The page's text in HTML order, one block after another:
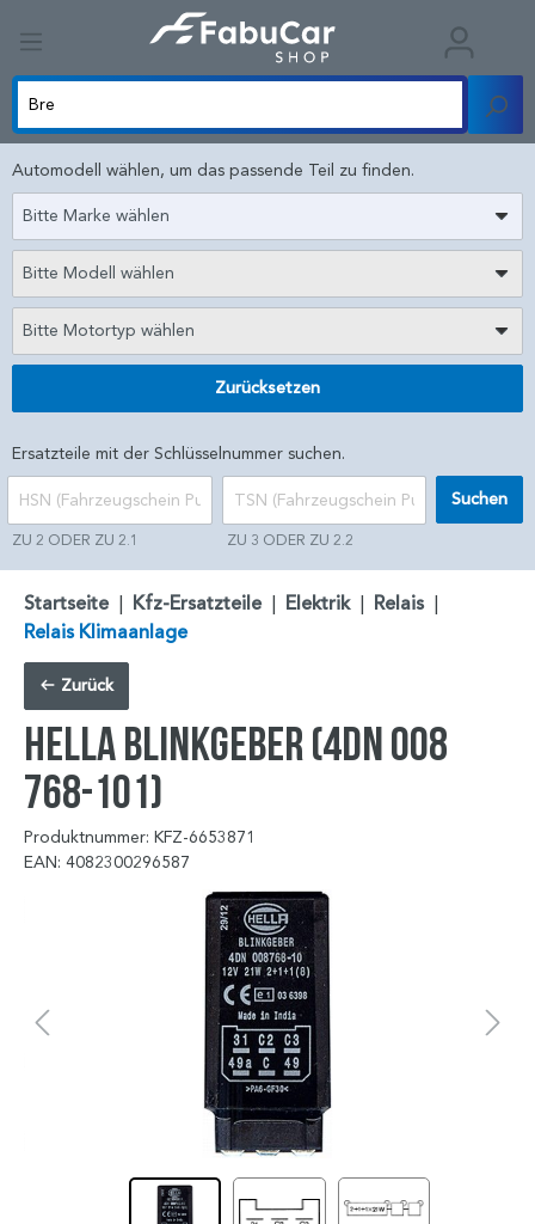
Automodell wählen, um das passende Teil zu finden.
Bitte Marke wählen
Bitte Modell wählen
Bitte Motortyp wählen
Zurücksetzen
Ersatzteile mit der Schlüsselnummer suchen.
ZU 2 ODER ZU 2.1 ZU 3 ODER ZU 2.2
Suchen
Startseite | Kfz-Ersatzteile | Elektrik | Relais |
Relais Klimaanlage
Zurück
HELLA Blinkgeber (4DN 008
768-101)
Produktnummer: KFZ-6653871
EAN: 4082300296587